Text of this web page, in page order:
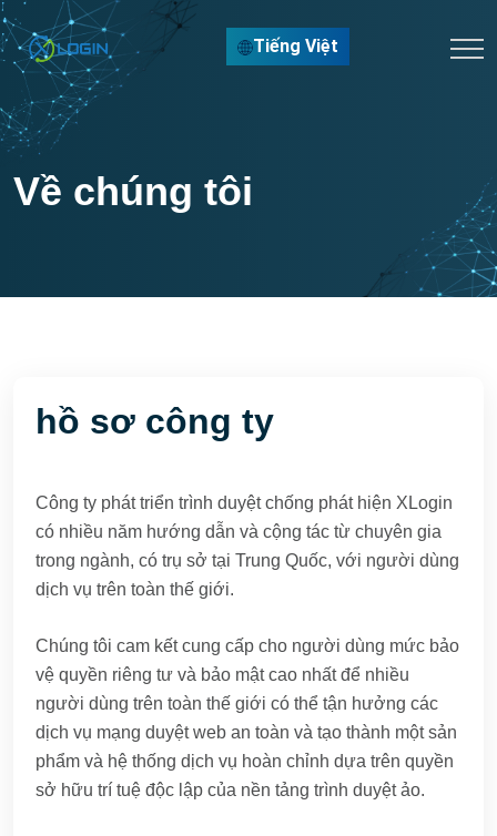
Tiếng Việt
Về chúng tôi
hồ sơ công ty
Công ty phát triển trình duyệt chống phát hiện XLogin
có nhiều năm hướng dẫn và cộng tác từ chuyên gia
trong ngành, có trụ sở tại Trung Quốc, với người dùng
dịch vụ trên toàn thế giới.
Chúng tôi cam kết cung cấp cho người dùng mức bảo
vệ quyền riêng tư và bảo mật cao nhất để nhiều
người dùng trên toàn thế giới có thể tận hưởng các
dịch vụ mạng duyệt web an toàn và tạo thành một sản
phẩm và hệ thống dịch vụ hoàn chỉnh dựa trên quyền
sở hữu trí tuệ độc lập của nền tảng trình duyệt ảo.